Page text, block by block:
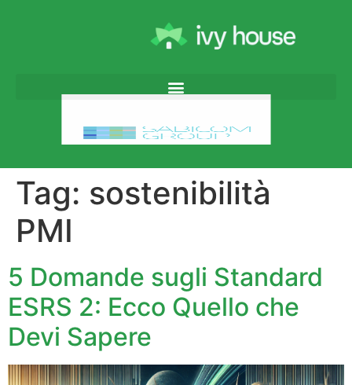
Tag: sostenibilità
PMI
5 Domande sugli Standard
ESRS 2: Ecco Quello che
Devi Sapere